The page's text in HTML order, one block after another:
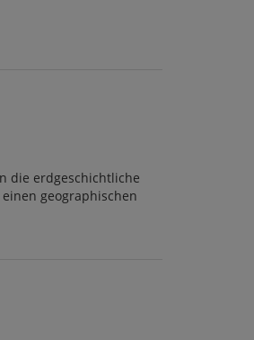
die erdgeschichtliche
geographischen